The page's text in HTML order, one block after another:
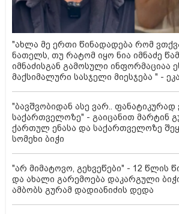
"ახლა მე ერთი წინადადება რომ
ნათელს, თუ რატომ იყო ნია იმნაძე
იმნაძისგან გამოსული ინფორმაციაა
მაქსიმალური სასჯელი მიესჯება " -
"ბავშვობიდან ასე ვარ..
საქართველოზე" - გაიცანით მარტინ
ქართულ ენასა და საქართველოზე
სომეხი ბიჭი
"არ მიმატოვო, გეხვეწები" - 12 წლის
და ახალი გარემოება დაკარგული
ამბობს გურამ დადიანიძის დედა